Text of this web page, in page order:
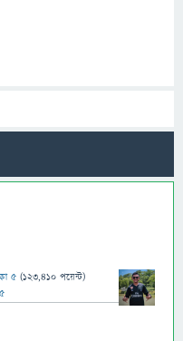
৫ (123,410 পয়েন্ট)